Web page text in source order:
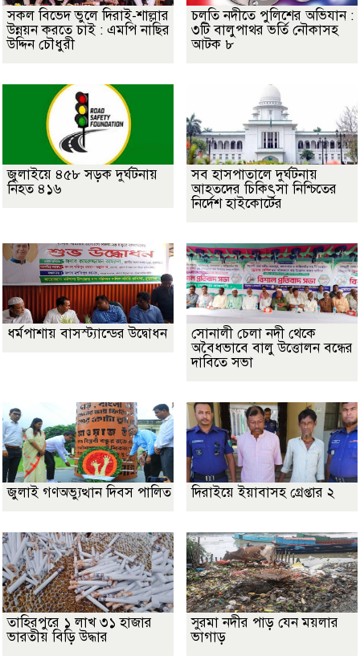
সকল বিভেদ ভুলে দিরাই-শাল্লার
উন্নয়ন করতে চাই : এমপি নাছির
উদ্দিন চৌধুরী
চলতি নদীতে পুলিশের অভিযান :
৩টি বালুপাথর ভর্তি নৌকাসহ
আটক ৮
জুলাইয়ে ৪৫৮ সড়ক দুর্ঘটনায়
নিহত ৪১৬
সব হাসপাতালে দুর্ঘটনায়
আহতদের চিকিৎসা নিশ্চিতের
নির্দেশ হাইকোর্টের
ধর্মপাশায় বাসস্ট্যান্ডের উদ্বোধন
সোনালী চেলা নদী থেকে
অবৈধভাবে বালু উত্তোলন বন্ধের
দাবিতে সভা
জুলাই গণঅভ্যুত্থান দিবস পালিত দিরাইয়ে ইয়াবাসহ গ্রেপ্তার ২
তাহিরপুরে ১ লাখ ৩১ হাজার
ভারতীয় বিড়ি উদ্ধার
সুরমা নদীর পাড় যেন ময়লার
ভাগাড়